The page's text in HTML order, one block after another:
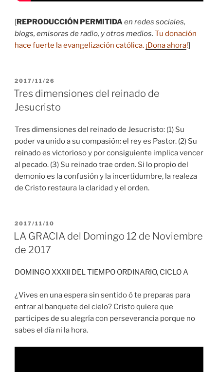
[REPRODUCCIÓN PERMITIDA en redes sociales,
blogs, emisoras de radio, y otros medios.Tu donación
hace fuerte la evangelización católica. ¡Dona ahora!]
PUBLICADO
EL
2017/11/26
Tres dimensiones del reinado de
Jesucristo
Tres dimensiones del reinado de Jesucristo: (1) Su
poder va unido a su compasión: el rey es Pastor. (2) Su
reinado es victorioso y por consiguiente implica vencer
al pecado. (3) Su reinado trae orden. Si lo propio del
demonio es la confusión y la incertidumbre, la realeza
de Cristo restaura la claridad y el orden.
PUBLICADO
EL
2017/11/10
LA GRACIA del Domingo 12 de Noviembre
de 2017
DOMINGO XXXII DEL TIEMPO ORDINARIO, CICLO A
¿Vives en una espera sin sentido ó te preparas para
entrar al banquete del cielo? Cristo quiere que
participes de su alegría con perseverancia porque no
sabes el día ni la hora.